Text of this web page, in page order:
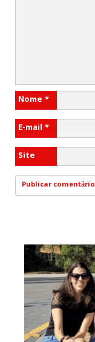
Nome *
E-mail *
Site